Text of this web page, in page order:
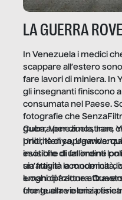
LA GUERRA
In Venezuela i medici
scappare all’estero
fare lavori di miniera. In
gli insegnanti finiscono
consumata nel Paese.
fotografie che
guerra per dimostrare
priorità di
invisibile di un ordine
un’attività economica:
luoghi di frattura.
che guerre e crisi
Cuba, Venezuela, Iran,
Uniti, Kenya, Uganda:
esotiche di fallimenti
sia fragile la modernità,
emancipazione
fronte alla violenza